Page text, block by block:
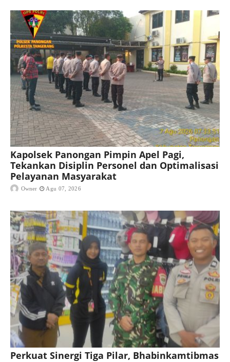
Kapolsek Panongan Pimpin Apel Pagi,
Tekankan Disiplin Personel dan Optimalisasi
Pelayanan Masyarakat
Owner Agu 07, 2026
Perkuat Sinergi Tiga Pilar, Bhabinkamtibmas